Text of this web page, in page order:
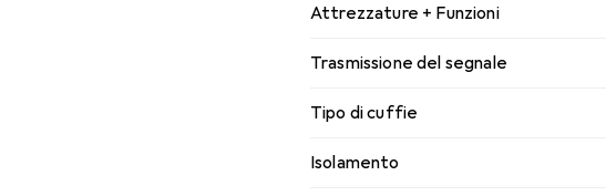
Attrezzature + Funzioni
Trasmissione del segnale
Tipo di cuffie
Isolamento